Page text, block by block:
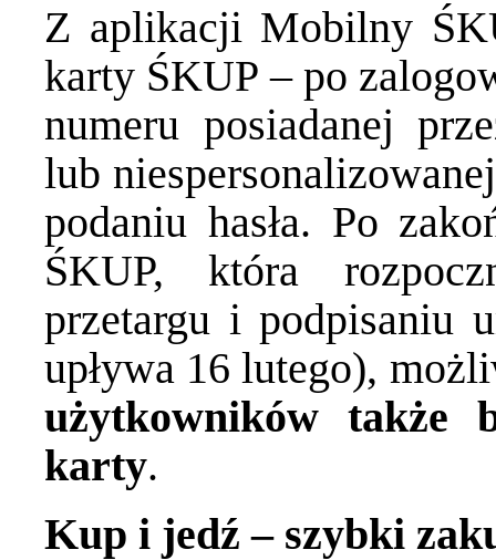
Z aplikacji Mobilny
karty ŚKUP – po
numeru posiadanej
lub
podaniu hasła. Po
ŚKUP, która
przetargu i podpisaniu
upływa 16 lutego),
użytkowników także
karty.
Kup i jedź – szybki